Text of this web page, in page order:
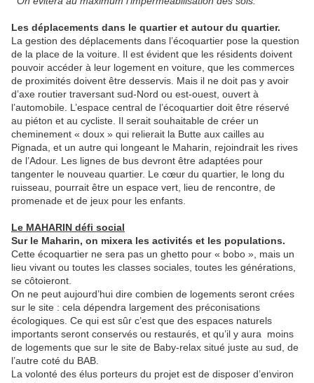
Les déplacements dans le quartier et autour du quartier.
La gestion des déplacements dans l’écoquartier pose la question
de la place de la voiture. Il est évident que les résidents doivent
pouvoir accéder à leur logement en voiture, que les commerces
de proximités doivent être desservis. Mais il ne doit pas y avoir
d’axe routier traversant sud-Nord ou est-ouest, ouvert à
l’automobile. L’espace central de l’écoquartier doit être réservé
au piéton et au cycliste. Il serait souhaitable de créer un
cheminement « doux » qui relierait la Butte aux cailles au
Pignada, et un autre qui longeant le Maharin, rejoindrait les rives
de l’Adour. Les lignes de bus devront être adaptées pour
tangenter le nouveau quartier. Le cœur du quartier, le long du
ruisseau, pourrait être un espace vert, lieu de rencontre, de
promenade et de jeux pour les enfants.
Le MAHARIN défi social
Sur le Maharin, on mixera les activités et les populations.
Cette écoquartier ne sera pas un ghetto pour « bobo », mais un
lieu vivant ou toutes les classes sociales, toutes les générations,
se côtoieront.
On ne peut aujourd’hui dire combien de logements seront crées
sur le site : cela dépendra largement des préconisations
écologiques. Ce qui est sûr c’est que des espaces naturels
importants seront conservés ou restaurés, et qu’il y aura moins
de logements que sur le site de Baby-relax situé juste au sud, de
l’autre coté du BAB.
La volonté des élus porteurs du projet est de disposer d’environ